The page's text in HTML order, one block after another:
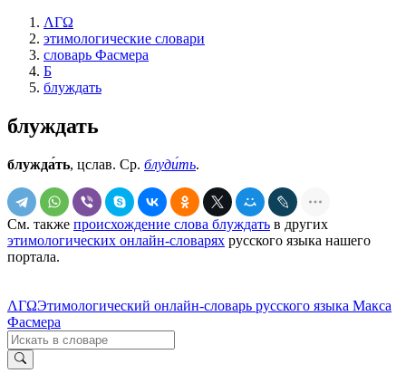
ΛΓΩ
этимологические словари
словарь Фасмера
Б
блуждать
блуждать
блужда́ть, цслав. Ср. блуди́ть.
См. также происхождение слова блуждать в других
этимологических онлайн-словарях русского языка нашего
портала.
ΛΓΩЭтимологический онлайн-словарь русского языка Макса
Фасмера